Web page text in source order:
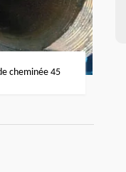
cheminée 45